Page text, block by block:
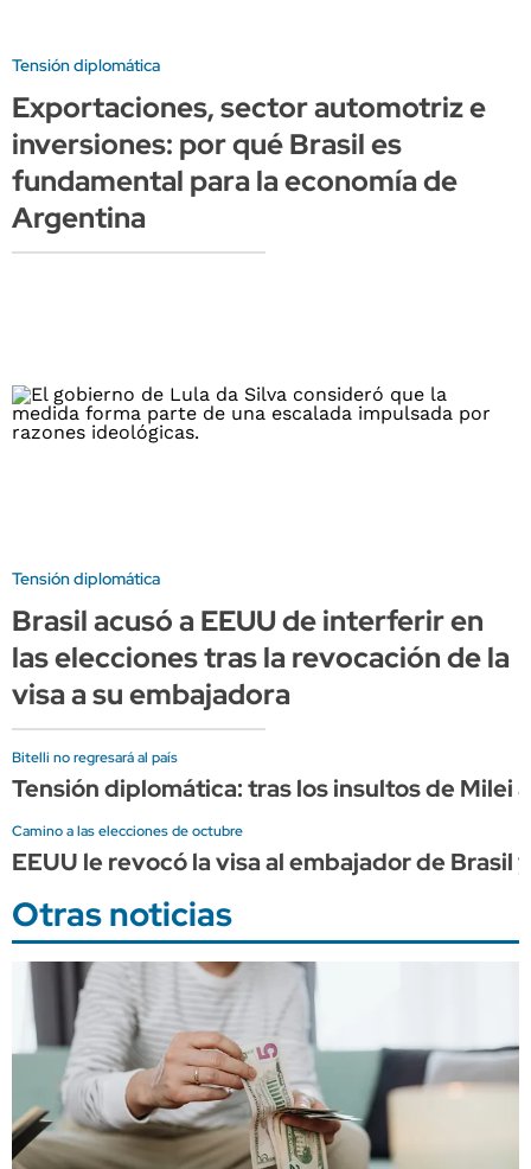
Tensión diplomática
Exportaciones, sector automotriz e
inversiones: por qué Brasil es
fundamental para la economía de
Argentina
Tensión diplomática
Brasil acusó a EEUU de interferir en
las elecciones tras la revocación de la
visa a su embajadora
Bitelli no regresará al país
Tensión diplomática: tras los insultos de Milei
Camino a las elecciones de octubre
EEUU le revocó la visa al embajador de
Otras noticias